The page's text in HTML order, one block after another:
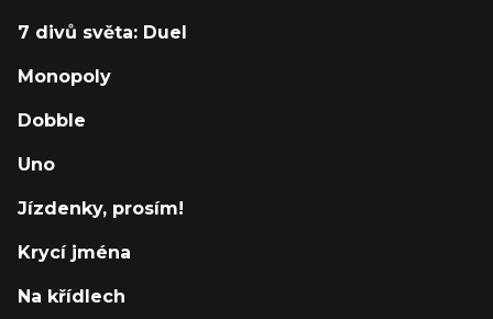
7 divů světa: Duel
Monopoly
Dobble
Uno
Jízdenky, prosím!
Krycí jména
Na křídlech